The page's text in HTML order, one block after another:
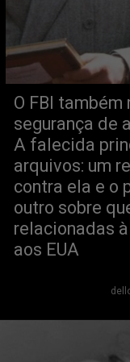
O FBI também
segurança de
A falecida
arquivos: um
contra ela e o
outro sobre
relacionadas
aos EUA